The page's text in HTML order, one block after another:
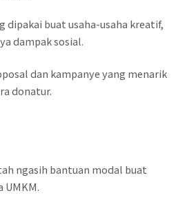
dipakai buat usaha-usaha kreatif,
dampak sosial.
dan kampanye yang menarik
donatur.
ngasih bantuan modal buat
UMKM.